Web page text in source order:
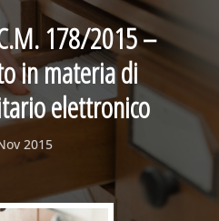
178/2015 –
in materia di
elettronico
2015